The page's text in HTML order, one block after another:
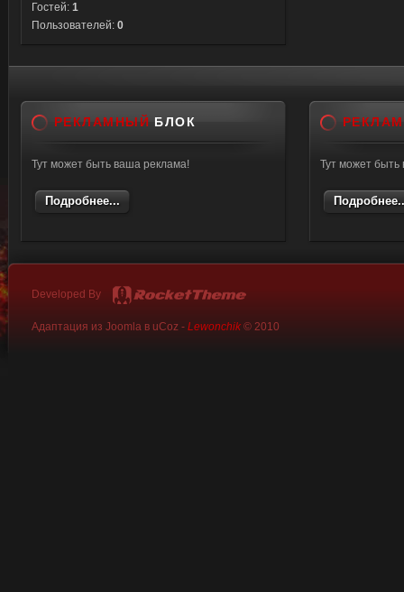
Гостей: 1
Пользователей: 0
РЕКЛАМНЫЙ БЛОК
Тут может быть ваша реклама!
Подробнее...
Тут может
Developed By
Адаптация из Joomla в uCoz - Lewonchik© 2010